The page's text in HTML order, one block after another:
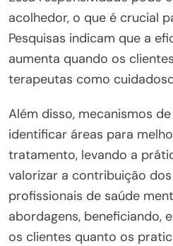
acolhedor, o que é crucial
Pesquisas indicam que a
aumenta quando os
terapeutas como
Além disso, mecanismos
identificar áreas para
tratamento, levando a
valorizar a contribuição
profissionais de saúde
abordagens, beneficiando,
os clientes quanto os